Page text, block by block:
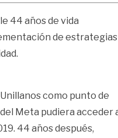
44 años de vida
de estrategias
como punto de
Meta pudiera acceder
44 años después,